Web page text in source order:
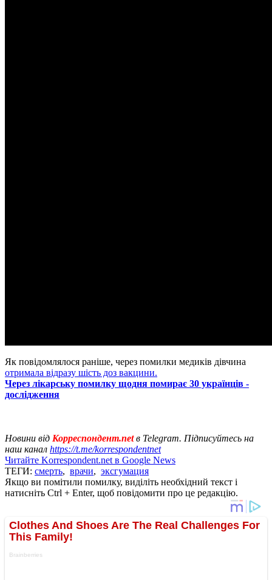
Як повідомлялося раніше, через помилки медиків дівчина
отримала відразу шість доз вакцини.
Через лікарську помилку щодня помирає 30 українців -
дослідження
Новини від Корреспондент.netв Telegram. Підписуйтесь на
наш канал https://t.me/korrespondentnet
Читайте Korrespondent.net в Google News
ТЕГИ: смерть, врачи, эксгумация
Якщо ви помітили помилку, виділіть необхідний текст і
натисніть Ctrl + Enter, щоб повідомити про це редакцію.